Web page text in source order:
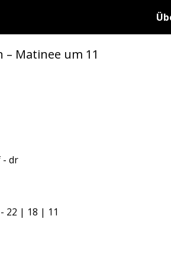
– Matinee um 11
- dr
22 | 18 | 11